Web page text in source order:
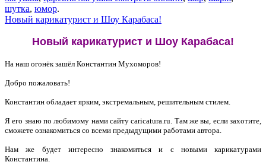
шутка, юмор.
Новый карикатурист и Шоу Карабаса!
Новый карикатурист и Шоу Карабаса!
На наш огонёк зашёл Константин Мухоморов!
Добро пожаловать!
Константин обладает ярким, экстремальным, решительным стилем.
Я его знаю по любимому нами сайту caricatura.ru. Там же вы, если захотите,
сможете ознакомиться со всеми предыдущими работами автора.
Нам же будет интересно знакомиться и с новыми карикатурами
Константина.